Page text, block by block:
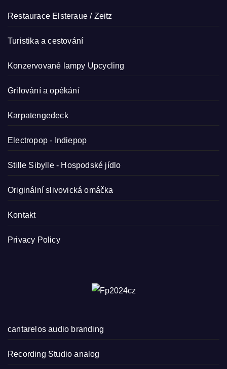
Restaurace Elsteraue / Zeitz
Turistika a cestování
Konzervované lampy Upcycling
Grilování a opékání
Karpatengedeck
Electropop - Indiepop
Stille Sibylle - Hospodské jídlo
Originální slivovická omáčka
Kontakt
Privacy Policy
cantarelos audio branding
Recording Studio analog